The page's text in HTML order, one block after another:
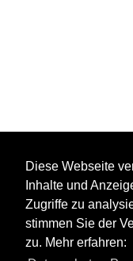
Diese Webseite
Inhalte und
Zugriffe zu
stimmen Sie der
zu. Mehr erfahren: